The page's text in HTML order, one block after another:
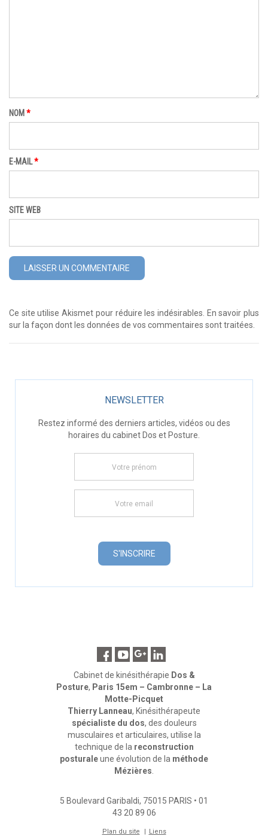
NOM *
E-MAIL*
SITE WEB
Ce site utilise Akismet pour réduire les indésirables.
En savoir plus
sur la façon dont les données de vos commentaires sont traitées
NEWSLETTER
Restez informé des derniers articles, vidéos ou des
horaires du cabinet Dos et Posture.
Cabinet de kinésithérapie Dos &
Posture, Paris 15em – Cambronne – La
Motte-Picquet
Thierry Lanneau, Kinésithérapeute
spécialiste du dos, des douleurs
musculaires et articulaires, utilise la
technique de la reconstruction
posturaleune évolution de la méthode
Mézières
5 Boulevard Garibaldi, 75015 PARIS • 01
43 20 89 06
Plan du site Liens